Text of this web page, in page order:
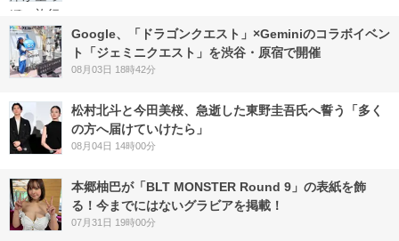
Google、「ドラゴンクエスト」×Geminiのコラボイベン
ト「ジェミニクエスト」を渋谷・原宿で開催
08月03日 18時42分
松村北斗と今田美桜、急逝した東野圭吾氏へ誓う「多く
の方へ届けていけたら」
08月04日 14時00分
本郷柚巴が「BLT MONSTER Round 9」の表紙を飾
る！今までにはないグラビアを掲載！
07月31日 19時00分